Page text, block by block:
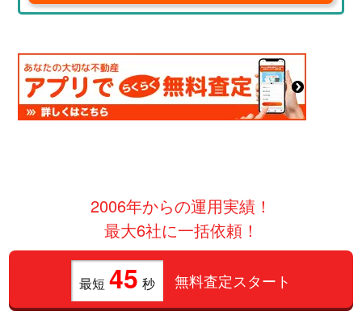
2006年からの運用実績！
最大6社に一括依頼！
最短 45 秒 無料査定スタート